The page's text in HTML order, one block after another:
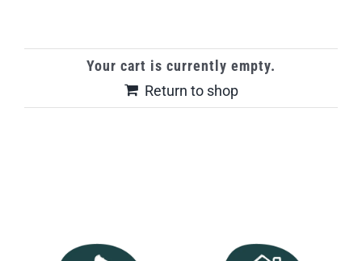
Your cart is currently empty.
Return to shop